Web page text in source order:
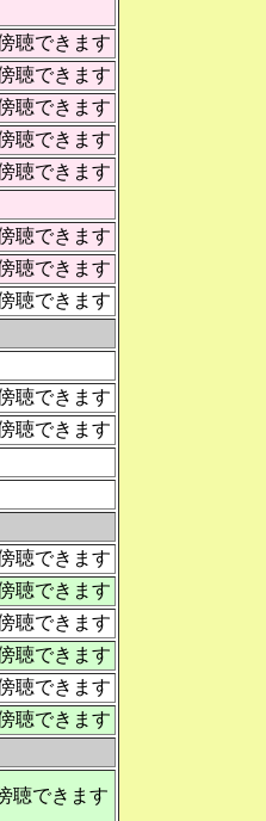
聴できます
聴できます
聴できます
聴できます
聴できます
聴できます
聴できます
聴できます
聴できます
聴できます
聴できます
聴できます
聴できます
聴できます
聴できます
聴できます
聴できます